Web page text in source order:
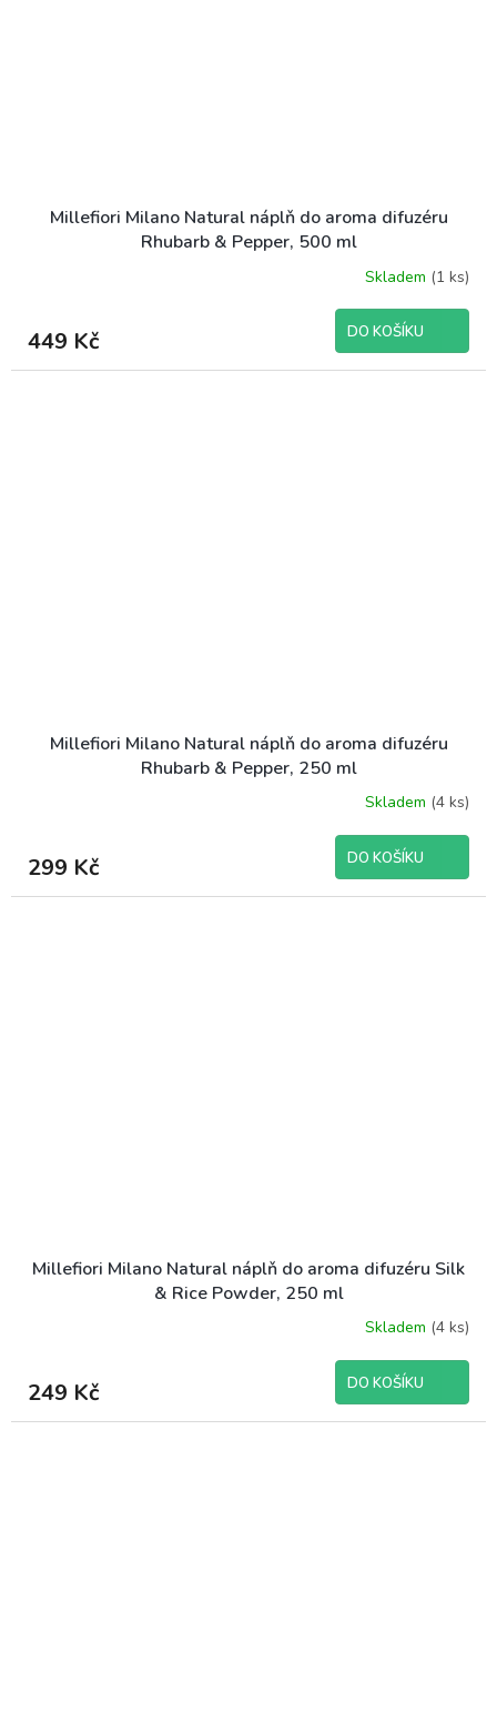
Millefiori Milano Natural náplň do aroma difuzéru
Rhubarb & Pepper, 500 ml
Skladem (1 ks)
449 Kč DO KOŠÍKU
Millefiori Milano Natural náplň do aroma difuzéru
Rhubarb & Pepper, 250 ml
Skladem (4 ks)
299 Kč DO KOŠÍKU
Millefiori Milano Natural náplň do aroma difuzéru Silk
& Rice Powder, 250 ml
Skladem (4 ks)
249 Kč DO KOŠÍKU